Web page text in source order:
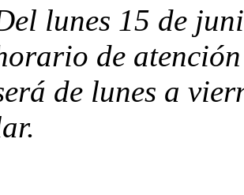
lunes 15 de
de
de lunes a